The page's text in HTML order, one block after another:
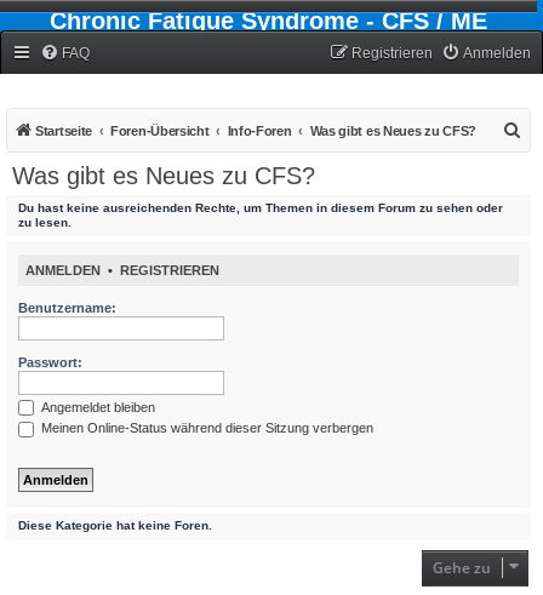
Chronic Fatigue Syndrome - CFS / ME
FAQ Anmelden
Registrieren
Startseite Foren-Übersicht Info-Foren Was gibt es Neues zu CFS?
Was gibt es Neues zu CFS?
Du hast keine ausreichenden Rechte, um Themen in diesem Forum zu sehen oder
zu lesen.
ANMELDEN • REGISTRIEREN
Benutzername:
Passwort:
Angemeldet bleiben
Meinen Online-Status während dieser Sitzung verbergen
Diese Kategorie hat keine Foren.
Gehe zu